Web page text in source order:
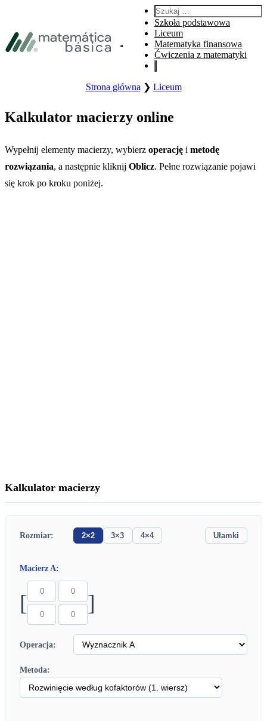
Przejdź do stopki
Otwiera główne menu witryny.
Szukaj:
Szkoła podstawowa
Liceum
Matematyka finansowa
Ćwiczenia z matematyki
Strona główna ❯ Liceum
Kalkulator macierzy online
Wypełnij elementy macierzy, wybierz operację i metodę
rozwiązania, a następnie kliknij Oblicz. Pełne rozwiązanie pojawi
się krok po kroku poniżej.
Kalkulator macierzy
Rozmiar: 2×2 3×3 4×4 Ułamki
Macierz A:
[ ]
Operacja:
Metoda: